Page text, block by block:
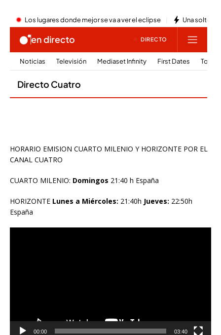
HORARIO EMISION CUARTO MILENIO Y HORIZONTE POR EL
CANAL CUATRO
CUARTO MILENIO: Domingos 21:40 h España
HORIZONTE Lunes a Miércoles: 21:40h Jueves: 22:50h
España
00:00 03:40